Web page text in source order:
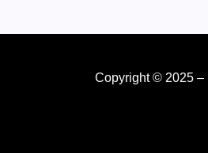
Copyright © 2025 –